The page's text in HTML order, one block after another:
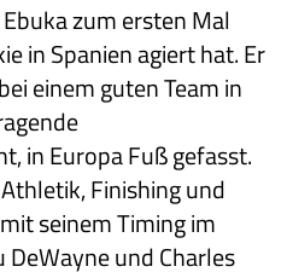
zum ersten Mal
in Spanien agiert hat. Er
einem guten Team in
in Europa Fuß gefasst.
Finishing und
seinem Timing im
und Charles